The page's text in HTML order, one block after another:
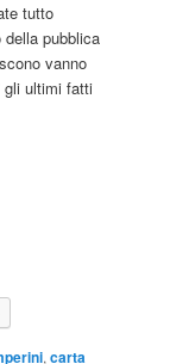
tutto
pubblica
vanno
gli ultimi fatti
,carta